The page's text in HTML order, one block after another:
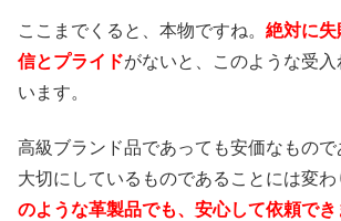
ここまでくると、本物ですね。 絶対に失
信とプライドがないと、このような受
います。
高級ブランド品であっても安価なもの
大切にしているものであることには変わ
のような革製品でも、安心して依頼でき